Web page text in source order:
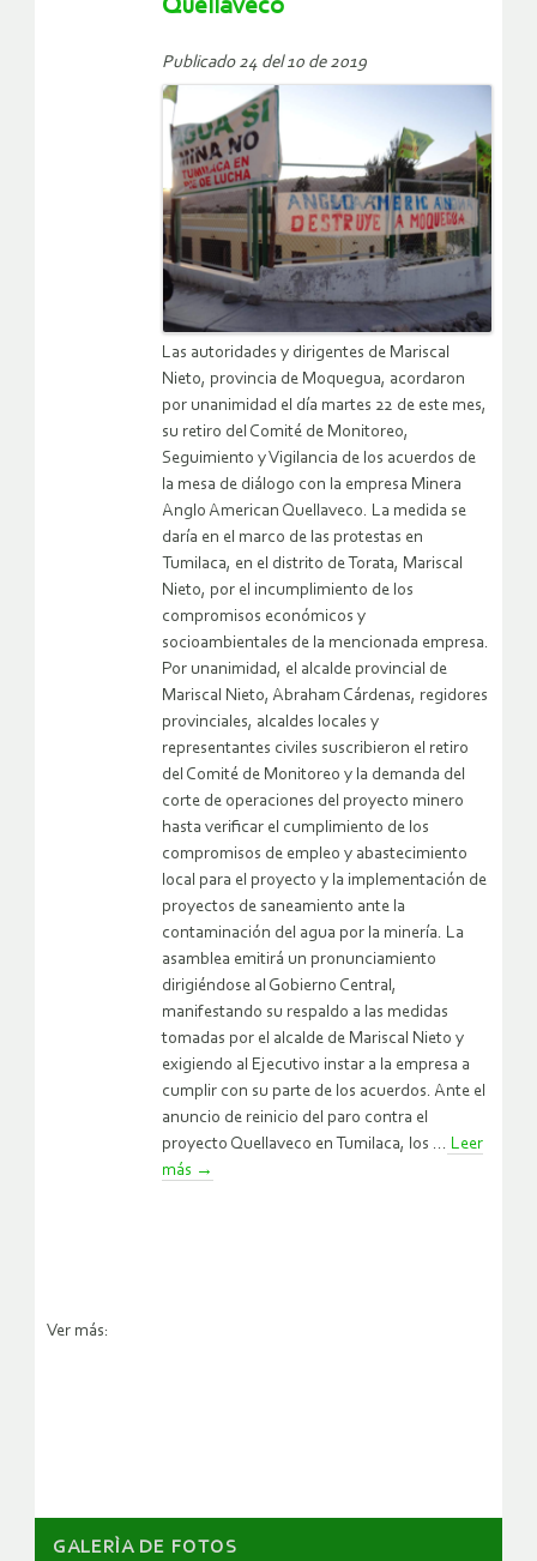
Quellaveco
Publicado 24 del 10 de 2019
Las autoridades y dirigentes de Mariscal
Nieto, provincia de Moquegua, acordaron
por unanimidad el día martes 22 de este mes,
su retiro del Comité de Monitoreo,
Seguimiento y Vigilancia de los acuerdos de
la mesa de diálogo con la empresa Minera
Anglo American Quellaveco. La medida se
daría en el marco de las protestas en
Tumilaca, en el distrito de Torata, Mariscal
Nieto, por el incumplimiento de los
compromisos económicos y
socioambientales de la mencionada empresa.
Por unanimidad, el alcalde provincial de
Mariscal Nieto, Abraham Cárdenas, regidores
provinciales, alcaldes locales y
representantes civiles suscribieron el retiro
del Comité de Monitoreo y la demanda del
corte de operaciones del proyecto minero
hasta verificar el cumplimiento de los
compromisos de empleo y abastecimiento
local para el proyecto y la implementación de
proyectos de saneamiento ante la
contaminación del agua por la minería. La
asamblea emitirá un pronunciamiento
dirigiéndose al Gobierno Central,
manifestando su respaldo a las medidas
tomadas por el alcalde de Mariscal Nieto y
exigiendo al Ejecutivo instar a la empresa a
cumplir con su parte de los acuerdos. Ante el
anuncio de reinicio del paro contra el
proyecto Quellaveco en Tumilaca, los ... Leer
más →
Ver más:
GALERÌA DE FOTOS